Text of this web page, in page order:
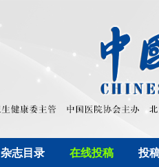
杂志目录 在线投稿 投